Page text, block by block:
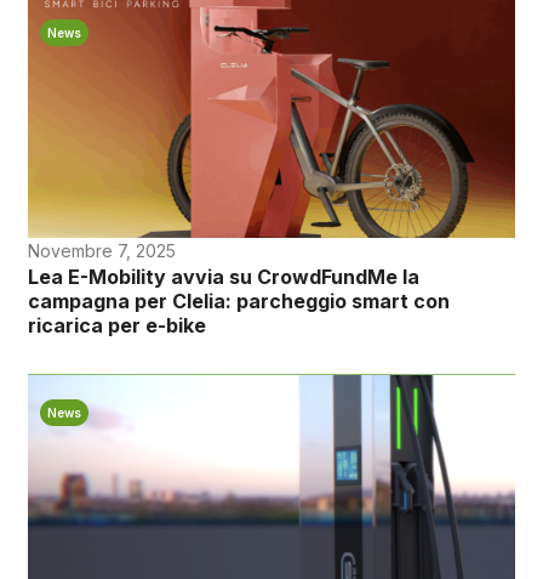
News
Novembre 7, 2025
Lea E-Mobility avvia su CrowdFundMe la
campagna per Clelia: parcheggio smart con
ricarica per e-bike
News